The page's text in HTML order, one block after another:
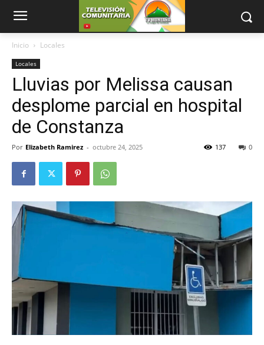
Inicio Locales
Locales
Lluvias por Melissa causan
desplome parcial en hospital
de Constanza
Por Elizabeth Ramirez - octubre 24, 2025 0
137